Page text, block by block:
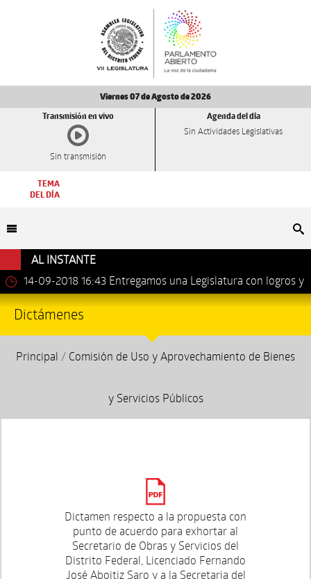
Viernes 07 de Agosto de 2026
Transmisión en vivo
Sin transmisión
Agenda del día
Sin Actividades Legislativas
TEMA
DEL DÍA
AL INSTANTE
Entregamos una Legislatura con logros y
Dip. Leonel Luna Estrada.
13-09-
Distrito
Dictámenes
Principal / Comisión de Uso y Aprovechamiento de Bienes
y Servicios Públicos
Dictamen respecto a la propuesta con
punto de acuerdo para exhortar al
Secretario de Obras y Servicios del
Distrito Federal, Licenciado Fernando
José Aboitiz Saro y a la Secretaria del